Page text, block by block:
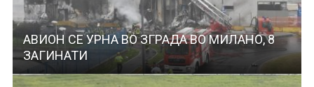
АВИОН СЕ УРНА ВО ЗГРАДА ВО МИЛАНО, 8
ЗАГИНАТИ